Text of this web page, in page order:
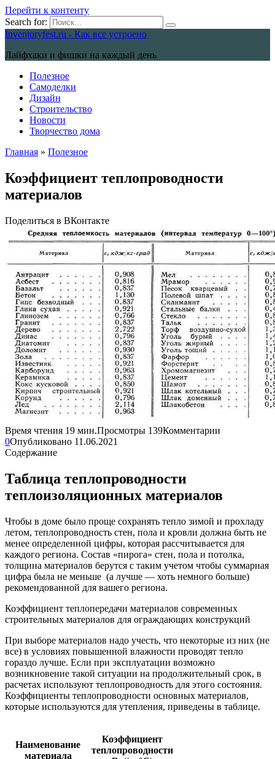
Перейти к контенту
Search for:
Inventoryfest.ru - Как все устроено
Лайфхаки и фишки на каждый день
Полезное
Самоделки
Дизайн
Строительство
Новости
Творчество дома
Главная » Полезное
Коэффициент теплопроводности
материалов
Поделиться в ВКонтакте
Время чтения 19 мин.Просмотры 139Комментарии
0Опубликовано 11.06.2021
Содержание
Таблица теплопроводности
теплоизоляционных материалов
Чтобы в доме было проще сохранять тепло зимой и прохладу
летом, теплопроводность стен, пола и кровли должна быть не
менее определенной цифры, которая рассчитывается для
каждого региона. Состав «пирога» стен, пола и потолка,
толщина материалов берутся с таким учетом чтобы суммарная
цифра была не меньше (а лучше — хоть немного больше)
рекомендованной для вашего региона.
Коэффициент теплопередачи материалов современных
строительных материалов для ограждающих конструкций
При выборе материалов надо учесть, что некоторые из них (не
все) в условиях повышенной влажности проводят тепло
гораздо лучше. Если при эксплуатации возможно
возникновение такой ситуации на продолжительный срок, в
расчетах используют теплопроводность для этого состояния.
Коэффициенты теплопроводности основных материалов,
которые используются для утепления, приведены в таблице.
Наименование
материала
Коэффициент
теплопроводности